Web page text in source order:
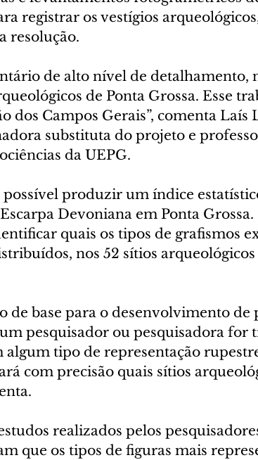
registrar os vestígios
resolução.
de alto nível de detalhamento,
de Ponta Grossa. Esse
dos Campos Gerais”, comenta Laís
substituta do projeto e
da UEPG.
produzir um índice
Devoniana em Ponta Grossa.
quais os tipos de grafismos
nos 52 sítios
de base para o desenvolvimento de
pesquisador ou pesquisadora for
algum tipo de representação
com precisão quais sítios
realizados pelos
que os tipos de figuras mais